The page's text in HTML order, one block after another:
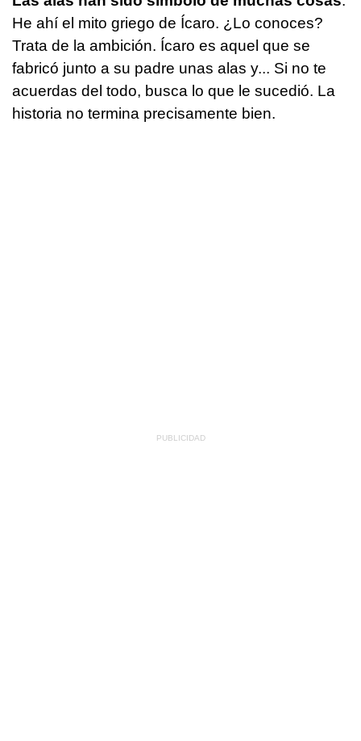
He ahí el mito griego de Ícaro. ¿Lo conoces?
Trata de la ambición. Ícaro es aquel que se
fabricó junto a su padre unas alas y... Si no te
acuerdas del todo, busca lo que le sucedió. La
historia no termina precisamente bien.